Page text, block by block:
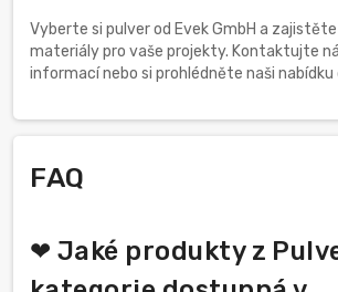
Vyberte si pulver od Evek GmbH a
materiály pro vaše projekty. Kontaktujte
informací nebo si prohlédněte naši nabídku
FAQ
❤ Jaké produkty z